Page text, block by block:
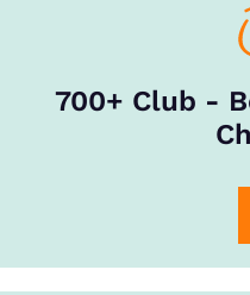
700+ Club -